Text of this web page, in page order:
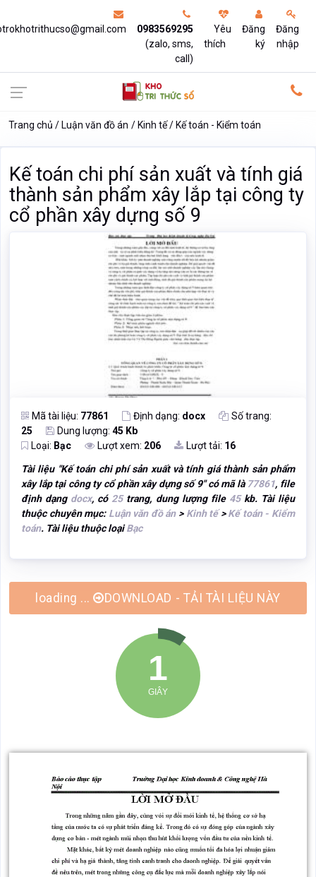
0983569295
(zalo, sms,
call)
Yêu
thích
Đăng
ký
Đăng
nhập
Trang chủ Luận văn đồ án Kinh tế Kế toán - Kiểm toán
Kế toán chi phí sản xuất và tính giá
thành sản phẩm xây lắp tại công ty
cổ phần xây dựng số 9
Mã tài liệu: 77861 Định dạng: docx
Số trang:
25
Dung lượng: 45 Kb
Loại: Bạc Lượt xem: 206 Lượt tải: 16
Tài liệu "Kế toán chi phí sản xuất và tính giá thành sản phẩm
xây lắp tại công ty cổ phần xây dựng số 9" có mã là 77861, file
định dạng docx, có 25trang, dung lượng file 45kb. Tài liệu
thuộc chuyên mục: Luận văn đồ án> Kinh tế>Kế toán - Kiểm
toán. Tài liệu thuộc loạiBạc
DOWNLOAD - TẢI TÀI LIỆU NÀY